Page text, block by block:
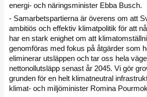
energi- och näringsminister Ebba Busch.
- Samarbetspartierna är överens om att
ambitiös och effektiv klimatpolitik för att
har en stark enighet om att
genomföras med fokus på åtgärder som
eliminerar utsläppen och tar oss hela
nettonollutsläpp senast år 2045. Vi gör
grunden för en helt klimatneutral
klimat- och miljöminister Romina